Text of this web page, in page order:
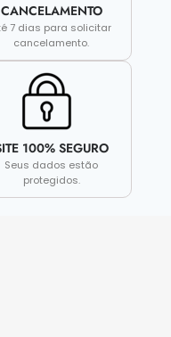
CANCELAMENTO
7 dias para solicitar
cancelamento.
100% SEGURO
Seus dados estão
protegidos.